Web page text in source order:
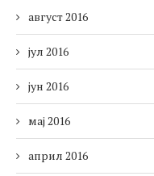
август 2016
јул 2016
јун 2016
мај 2016
април 2016